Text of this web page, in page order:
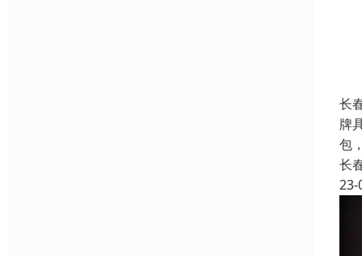
长
牌
包
长
23-